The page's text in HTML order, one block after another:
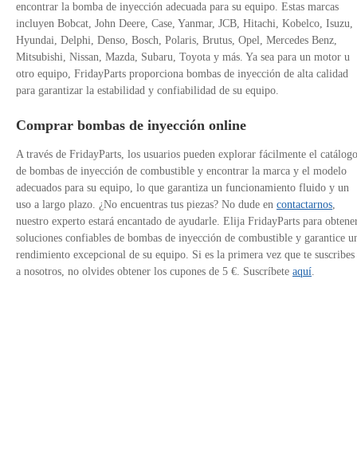
encontrar la bomba de inyección adecuada para su equipo. Estas marcas
incluyen Bobcat, John Deere, Case, Yanmar, JCB, Hitachi, Kobelco, Isuzu,
Hyundai, Delphi, Denso, Bosch, Polaris, Brutus, Opel, Mercedes Benz,
Mitsubishi, Nissan, Mazda, Subaru, Toyota y más. Ya sea para un motor u
otro equipo, FridayParts proporciona bombas de inyección de alta calidad
para garantizar la estabilidad y confiabilidad de su equipo.
Comprar bombas de inyección online
A través de FridayParts, los usuarios pueden explorar fácilmente el catálogo
de bombas de inyección de combustible y encontrar la marca y el modelo
adecuados para su equipo, lo que garantiza un funcionamiento fluido y un
uso a largo plazo. ¿No encuentras tus piezas? No dude en contactarnos,
nuestro experto estará encantado de ayudarle. Elija FridayParts para
soluciones confiables de bombas de inyección de combustible y garantice
rendimiento excepcional de su equipo. Si es la primera vez que te suscribes
a nosotros, no olvides obtener los cupones de 5 €. Suscríbete aquí.